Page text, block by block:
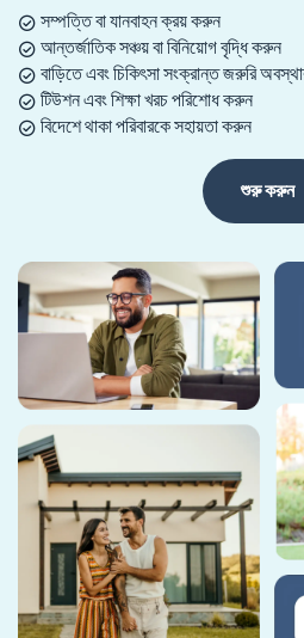
সম্পত্তি বা যানবাহন ক্রয় করুন
আন্তর্জাতিক সঞ্চয় বা বিনিয়োগ বৃদ্ধি করুন
বাড়িতে এবং চিকিৎসা সংক্রান্ত জরুরি
টিউশন এবং শিক্ষা খরচ পরিশোধ করুন
বিদেশে থাকা পরিবারকে সহায়তা করুন
শুরু করুন